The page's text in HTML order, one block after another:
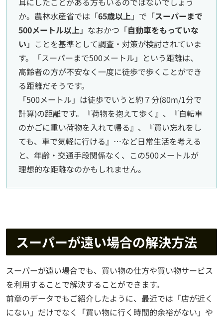
か。農林水産省では「65歳以上」で「スーパーまで
500メートル以上」なおかつ「自動車をもっていな
い 」ことを基準として調査・対策が検討されていま
す。「スーパーまで500メートル」という距離は、
高齢者の方が不安なく一度に徒歩で歩くことができ
る距離だそうです。
「500メートル」は徒歩でいうと約７分(80m/1分で
計算)の距離です。『荷物を抱えて歩く』、『自転車
のかごに重い荷物を入れて帰る』、『買い忘れをし
ても、車で気軽に行ける』…など日常生活を考える
と、年齢・交通手段関係なく、この500メートルが
理想的な距離なのかもしれません。
スーパーが遠い場合の解決方法
スーパーが遠い場合でも、買い物の仕方や買い物サービス
を利用することで解決することができます。
前章のデータでもご紹介したように、最近では「店が近く
にない」だけでなく「買い物に行く時間的余裕がない」や